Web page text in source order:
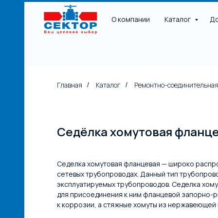
О компании Каталог
Главная / Каталог / Ремонтно-
Седёлка хомутовая
Седелка хомутовая фланцевая — широко
сетевых трубопроводах. Данный тип
эксплуатируемых трубопроводов. Седелка
для присоединения к ним фланцевой запорно-
к коррозии, а стяжные хомуты из нержавеющей